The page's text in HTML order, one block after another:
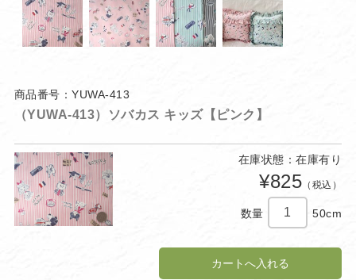
商品番号：YUWA-413
（YUWA-413）ソバカス キッズ【ピンク】
在庫状態：在庫有り
¥825 （税込）
数量 50cm